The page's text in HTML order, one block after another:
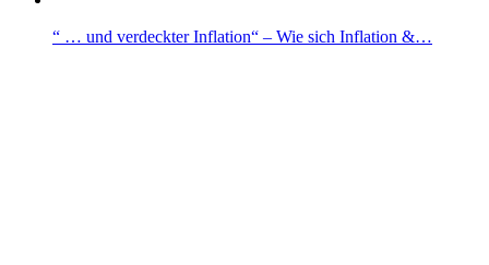
“ … und verdeckter Inflation“ – Wie sich Inflation &…